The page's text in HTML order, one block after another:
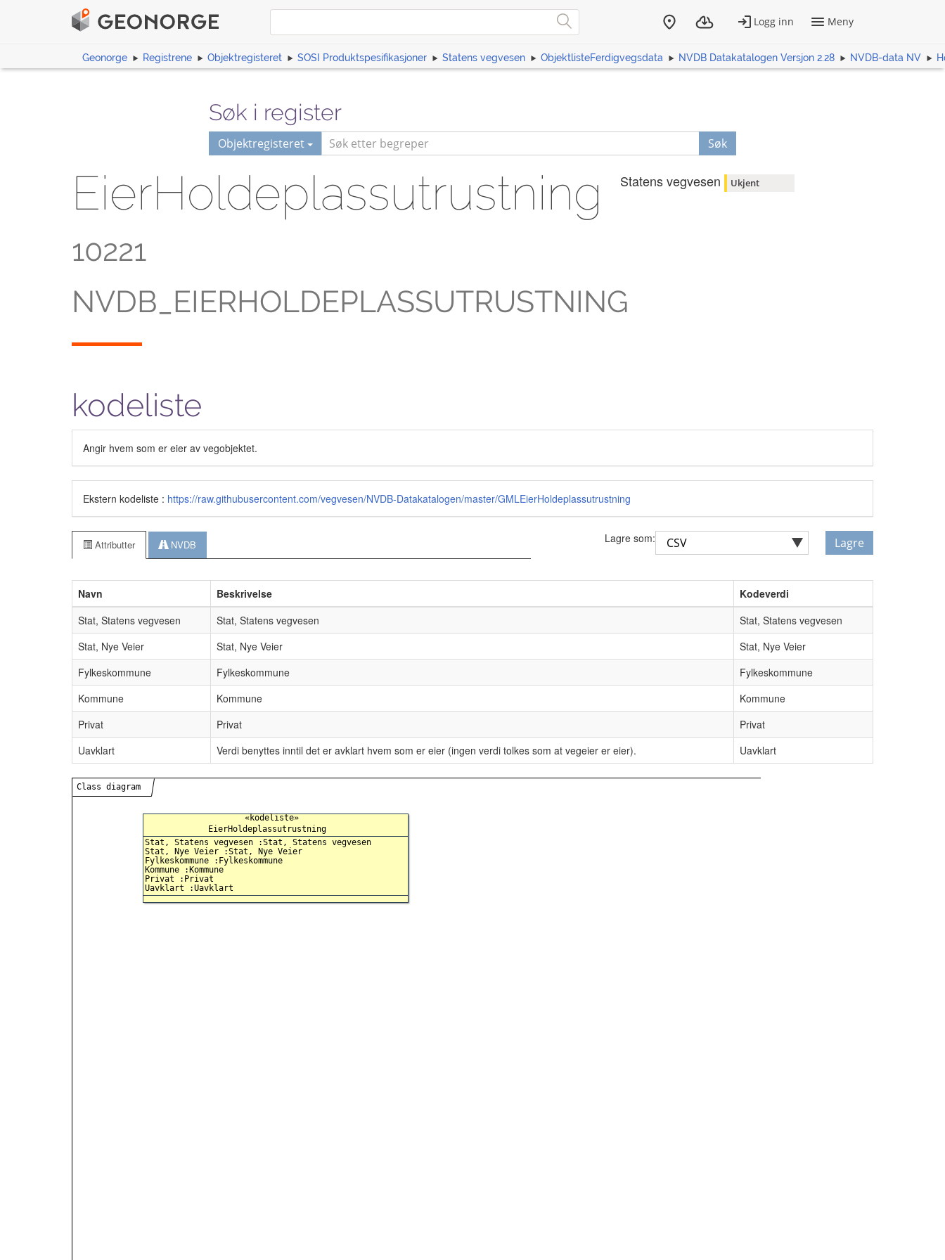
Geonorge Registrene Objektregisteret SOSI Produktspesifikasjoner Statens vegvesen ObjektlisteFerdigvegsdata NVDB Datakatalogen Versjon 2.28 NVDB-data NV
Søk i register
Objektregisteret Søk
EierHoldeplassutrustning
10221
NVDB_EIERHOLDEPLASSUTRUSTNING
kodeliste
Statens vegvesen Ukjent
Angir hvem som er eier av vegobjektet.
Ekstern kodeliste : https://raw.githubusercontent.com/vegvesen/NVDB-Datakatalogen/master/GMLEierHoldeplassutrustning
Attributter NVDB Lagre som: Lagre
Navn Beskrivelse
Kodeverdi
Stat, Statens vegvesen
Stat, Statens vegvesen
Stat, Statens vegvesen
Stat, Nye Veier
Stat, Nye Veier
Stat, Nye Veier
Fylkeskommune
Fylkeskommune
Fylkeskommune
Kommune
Kommune
Kommune
Privat
Privat
Privat
Uavklart
Verdi benyttes inntil det er avklart hvem som er eier (ingen verdi tolkes som at vegeier er eier). Uavklart